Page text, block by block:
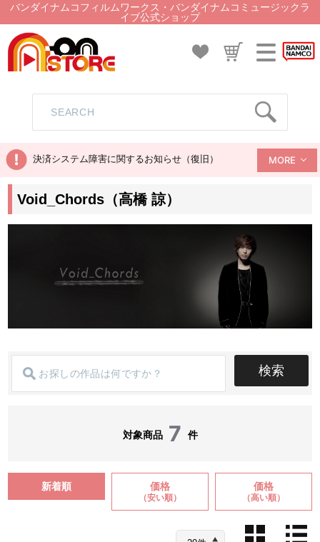
バンダイナムコフィルムワークス・バンダイナムコミュージックラ
イブ公式ショップ
決済システム障害に関するお知らせ（復旧） MORE
Void_Chords（高橋 諒）
検索
対象商品 7 件
新着順 価格
（安い順）
価格
（高い順）